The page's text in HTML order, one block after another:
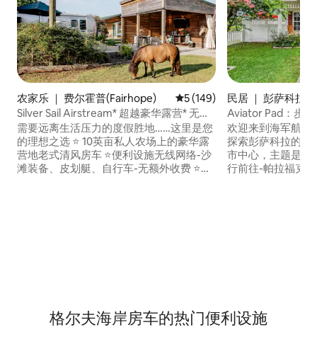
农家乐 ｜ 费尔霍普(Fairhope) 平均评分 5 分（满分 5 分），
5 (149)
Silver Sail Airstream* 超越豪华露营* 无线
网络 EVch
需要远离生活压力的度假胜地……这里是您
的理想之选 ⭐️ 10英亩私人农场上的豪华露
营地老式清风房车 ⭐️便利设施无线网络-沙
滩装备、皮划艇、自行车-无额外收费 ⭐️全
民居 ｜ 彭萨科拉
Aviator Pad：步
携带狗狗入住
欢迎来到海军航空的摇篮！
探索彭萨科拉的所
市中心，主题是高空度假。
行前往-帕拉福克
格尔夫海岸房车的热门便利设施